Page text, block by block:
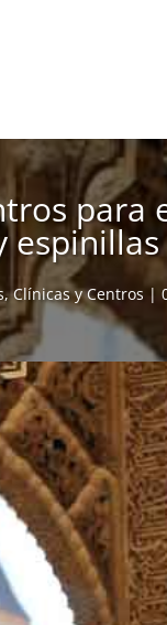
espinillas
,Clínicas y Centros |